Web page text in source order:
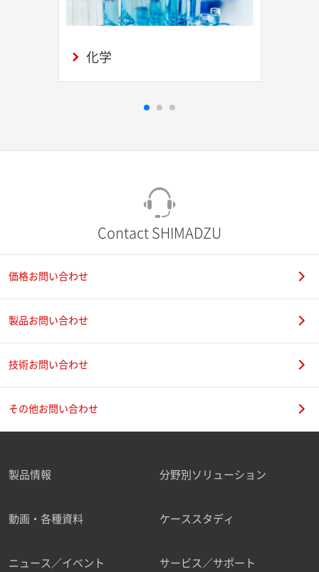
化学
Contact SHIMADZU
価格お問い合わせ
製品お問い合わせ
技術お問い合わせ
その他お問い合わせ
製品情報 分野別ソリューション
動画・各種資料 ケーススタディ
ニュース／イベント サービス／サポート